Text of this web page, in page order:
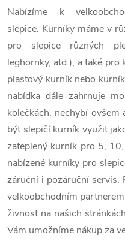
máme...
v
l
á
d
a
c
í
p
r
v
Nabízíme k
slepice. Kurníky máme v
pro slepice různých
leghornky, atd.), a také pro
plastový kurník nebo
nabídka dále zahrnuje
kolečkách, nechybí
být slepičí kurník využit
zateplený kurník pro 5,
nabízené kurníky pro
záruční i pozáruční servis.
velkoobchodním
živnost na našich
Vám umožníme nákup za